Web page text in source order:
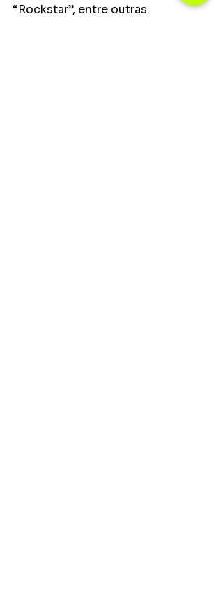
“Rockstar”, entre outras.